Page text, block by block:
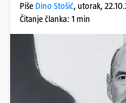
Piše Dino Stošić, utorak,
Čitanje članka: 1 min